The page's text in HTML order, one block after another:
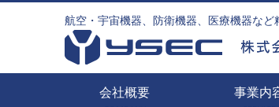
航空・宇宙機器、防衛機器、医療機器な
会社概要 事業内